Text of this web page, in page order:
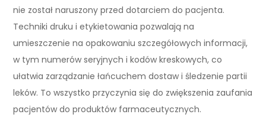
nie został naruszony przed dotarciem do pacjenta.
Techniki druku i etykietowania pozwalają na
umieszczenie na opakowaniu szczegółowych informacji,
w tym numerów seryjnych i kodów kreskowych, co
ułatwia zarządzanie łańcuchem dostaw i śledzenie partii
leków. To wszystko przyczynia się do zwiększenia zaufania
pacjentów do produktów farmaceutycznych.